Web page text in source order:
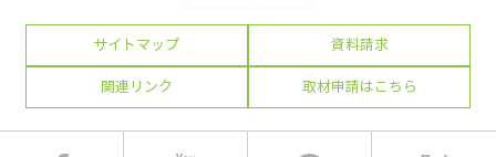
サイトマップ 資料請求
関連リンク 取材申請はこちら